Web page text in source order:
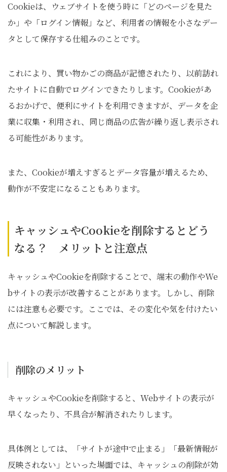
Cookieは、ウェブサイトを使う時に「どのページを見た
か」や「ログイン情報」など、利用者の情報を小さなデー
タとして保存する仕組みのことです。
これにより、買い物かごの商品が記憶されたり、以前訪れ
たサイトに自動でログインできたりします。Cookieがあ
るおかげで、便利にサイトを利用できますが、データを企
業に収集・利用され、同じ商品の広告が繰り返し表示され
る可能性があります。
また、Cookieが増えすぎるとデータ容量が増えるため、
動作が不安定になることもあります。
キャッシュやCookieを削除するとどう
なる？ メリットと注意点
キャッシュやCookieを削除することで、端末の動作やWe
bサイトの表示が改善することがあります。しかし、削除
には注意も必要です。ここでは、その変化や気を付けたい
点について解説します。
削除のメリット
キャッシュやCookieを削除すると、Webサイトの表示が
早くなったり、不具合が解消されたりします。
具体例としては、「サイトが途中で止まる」「最新情報が
反映されない」といった場面では、キャッシュの削除が効